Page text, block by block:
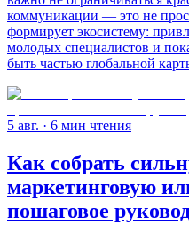
коммуникации — это не
формирует экосистему:
молодых специалистов и
быть частью глобальной
5 авг. · 6 мин чтения
Как собрать
маркетинговую
пошаговое